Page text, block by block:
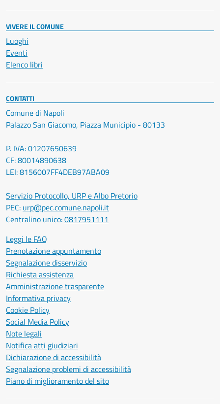
VIVERE IL COMUNE
Luoghi
Eventi
Elenco libri
CONTATTI
Comune di Napoli
Palazzo San Giacomo, Piazza Municipio - 80133
P. IVA: 01207650639
CF: 80014890638
LEI: 8156007FF4DEB97ABA09
Servizio Protocollo, URP e Albo Pretorio
PEC: urp@pec.comune.napoli.it
Centralino unico:0817951111
Leggi le FAQ
Prenotazione appuntamento
Segnalazione disservizio
Richiesta assistenza
Amministrazione trasparente
Informativa privacy
Cookie Policy
Social Media Policy
Note legali
Notifica atti giudiziari
Dichiarazione di accessibilità
Segnalazione problemi di accessibilità
Piano di miglioramento del sito